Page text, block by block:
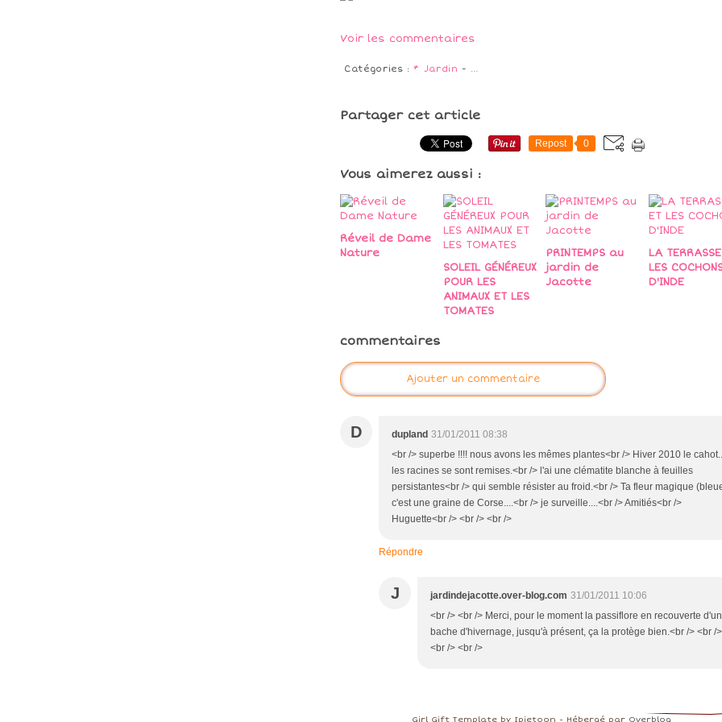
Voir les commentaires
Catégories :* Jardin - …
Partager cet article
Repost 0
Vous aimerez aussi :
Réveil de Dame
Nature
SOLEIL GÉNÉREUX
POUR LES
ANIMAUX ET LES
TOMATES
PRINTEMPS au
jardin de
Jacotte
LA
LES
D'INDE
commentaires
Ajouter un commentaire
D dupland 31/01/2011 08:38
<br /> superbe !!!! nous avons les mêmes plantes<br /> Hiver 2010 le
les racines se sont remises.<br /> l'ai une clématite blanche à feuilles
persistantes<br /> qui semble résister au froid.<br /> Ta fleur magique
c'est une graine de Corse....<br /> je surveille....<br /> Amitiés<br />
Huguette<br /> <br /> <br />
Répondre
J jardindejacotte.over-blog.com 31/01/2011 10:06
<br /> <br /> Merci, pour le moment la passiflore en recouverte d'un
bache d'hivernage, jusqu'à présent, ça la protège bien.<br /> <br />
<br /> <br />
Girl Gift Template by Ipietoon - Hébergé par Overblog